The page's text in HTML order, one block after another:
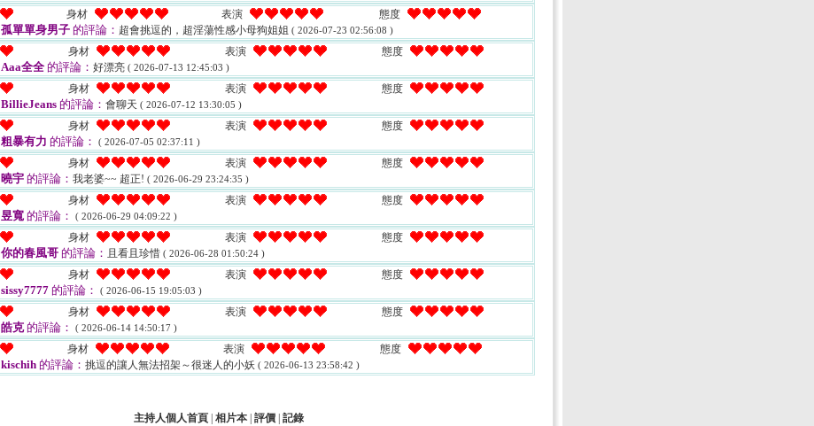
身材 表演 態度
孤單單身男子 的評論： 超會挑逗的，超淫蕩性感小母狗姐姐 ( 2026-07-23 02:56:08 )
身材 表演 態度
Aaa全全 的評論： 好漂亮 ( 2026-07-13 12:45:03 )
身材 表演 態度
BillieJeans 的評論： 會聊天 ( 2026-07-12 13:30:05 )
身材 表演 態度
粗暴有力 的評論： ( 2026-07-05 02:37:11 )
身材 表演 態度
曉宇 的評論： 我老婆~~ 超正! ( 2026-06-29 23:24:35 )
身材 表演 態度
昱寬 的評論： ( 2026-06-29 04:09:22 )
身材 表演 態度
你的春風哥 的評論： 且看且珍惜 ( 2026-06-28 01:50:24 )
身材 表演 態度
sissy7777 的評論： ( 2026-06-15 19:05:03 )
身材 表演 態度
皓克的評論： ( 2026-06-14 14:50:17 )
身材 表演 態度
kischih 的評論： 挑逗的讓人無法招架～很迷人的小妖 ( 2026-06-13 23:58:42 )
主持人個人首頁 相片本 評價 記錄